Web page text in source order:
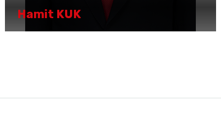
Hamit KUK